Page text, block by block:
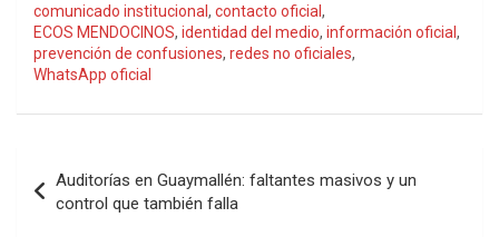
comunicado institucional , contacto oficial ,
ECOS MENDOCINOS, identidad del medio, información oficial ,
prevención de confusiones, redes no oficiales,
WhatsApp oficial
de
Auditorías en Guaymallén: faltantes masivos y un
control que también falla